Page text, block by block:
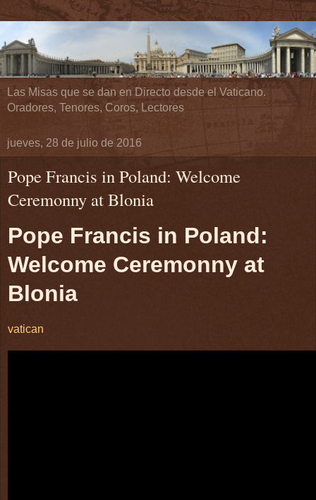
Las Misas que se dan en Directo desde el Vaticano.
Oradores, Tenores, Coros, Lectores
jueves, 28 de julio de 2016
Pope Francis in Poland: Welcome
Ceremonny at Blonia
Pope Francis in Poland:
Welcome Ceremonny at
Blonia
vatican